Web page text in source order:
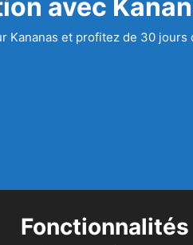
avec
et profitez de 30 jours
Fonctionnalités